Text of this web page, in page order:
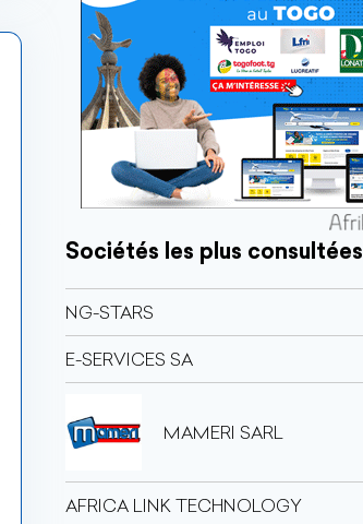
Sociétés les plus consultées
NG-STARS
E-SERVICES SA
MAMERI SARL
AFRICA LINK TECHNOLOGY